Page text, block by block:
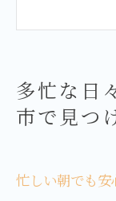
富山
特集
日常生
仕事
多忙な日
市で見つ
忙しい朝でも安